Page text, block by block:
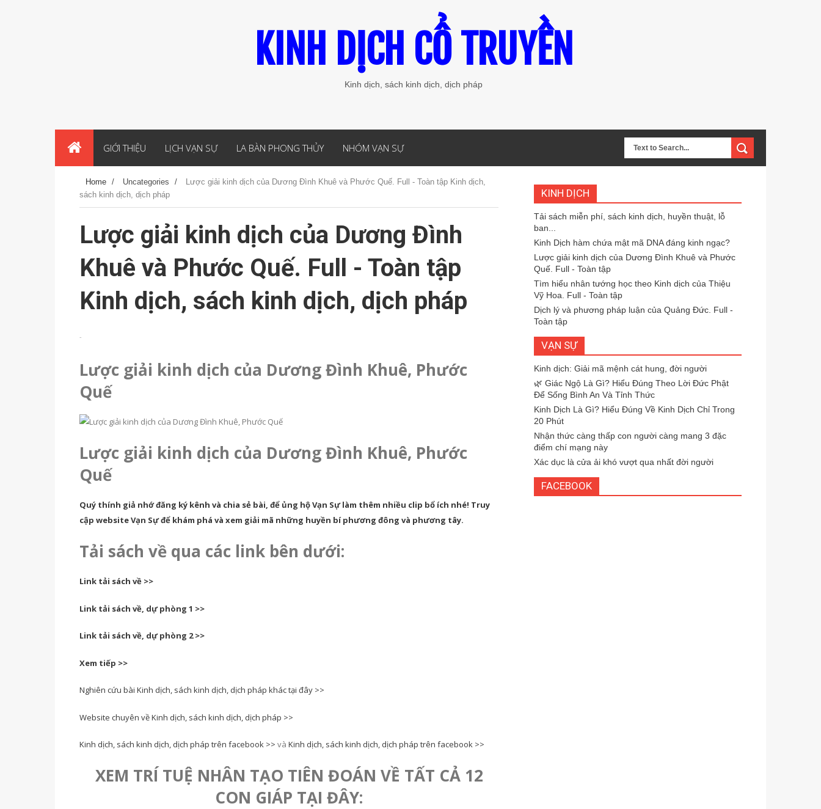
KINH DỊCH CỔ TRUYỀN
Kinh dịch, sách kinh dịch, dịch pháp
GIỚI THIỆU LỊCH VẠN SỰ LA BÀN PHONG THỦY NHÓM VẠN SỰ
Home / Uncategories /
Lược giải kinh dịch của Dương Đình Khuê và Phước Quế. Full - Toàn tập Kinh dịch,
sách kinh dịch, dịch pháp
Lược giải kinh dịch của Dương Đình
Khuê và Phước Quế. Full - Toàn tập
Kinh dịch, sách kinh dịch, dịch pháp
-
Lược giải kinh dịch của Dương Đình Khuê, Phước
Quế
Lược giải kinh dịch của Dương Đình Khuê, Phước
Quế
Quý thính giả nhớ đăng ký kênh và chia sẻ bài, để ủng hộ Vạn Sự làm thêm nhiều clip bổ ích nhé! Truy
cập website Vạn Sự để khám phá và xem giải mã những huyền bí phương đông và phương tây.
Tải sách về qua các link bên dưới:
Link tải sách về >>
Link tải sách về, dự phòng 1 >>
Link tải sách về, dự phòng 2 >>
Xem tiếp >>
Nghiên cứu bài Kinh dịch, sách kinh dịch, dịch pháp khác tại đây >>
Website chuyên về Kinh dịch, sách kinh dịch, dịch pháp >>
Kinh dịch, sách kinh dịch, dịch pháp trên facebook >> và Kinh dịch, sách kinh dịch, dịch pháp trên facebook >>
XEM TRÍ TUỆ NHÂN TẠO TIÊN ĐOÁN VỀ TẤT CẢ 12
CON GIÁP TẠI ĐÂY:
KINH DỊCH
Tải sách miễn phí, sách kinh dịch, huyền thuật, lỗ
ban...
Kinh Dịch hàm chứa mật mã DNA đáng kinh ngạc?
Lược giải kinh dịch của Dương Đình Khuê và Phước
Quế. Full - Toàn tập
Tìm hiểu nhân tướng học theo Kinh dịch của Thiệu
Vỹ Hoa. Full - Toàn tập
Dịch lý và phương pháp luận của Quảng Đức. Full -
Toàn tập
VẠN SỰ
Kinh dịch: Giải mã mệnh cát hung, đời người
🌿 Giác Ngộ Là Gì? Hiểu Đúng Theo Lời Đức Phật
Để Sống Bình An Và Tỉnh Thức
Kinh Dịch Là Gì? Hiểu Đúng Về Kinh Dịch Chỉ Trong
20 Phút
Nhận thức càng thấp con người càng mang 3 đặc
điểm chí mạng này
Xác dục là cửa ải khó vượt qua nhất đời người
FACEBOOK